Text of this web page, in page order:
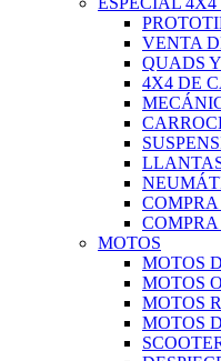
VENTA
QUADS
4X4 DE
MOTOS
MOTOS
MOTOS
MOTOS R
MOTOS